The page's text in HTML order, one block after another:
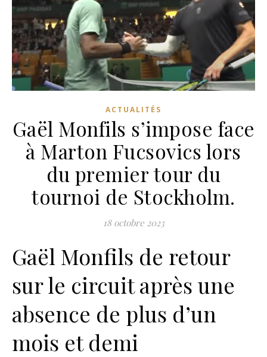
ACTUALITÉS
Gaël Monfils s’impose face
à Marton Fucsovics lors
du premier tour du
tournoi de Stockholm.
18 octobre 2023
Gaël Monfils de retour
sur le circuit après une
absence de plus d’un
mois et demi